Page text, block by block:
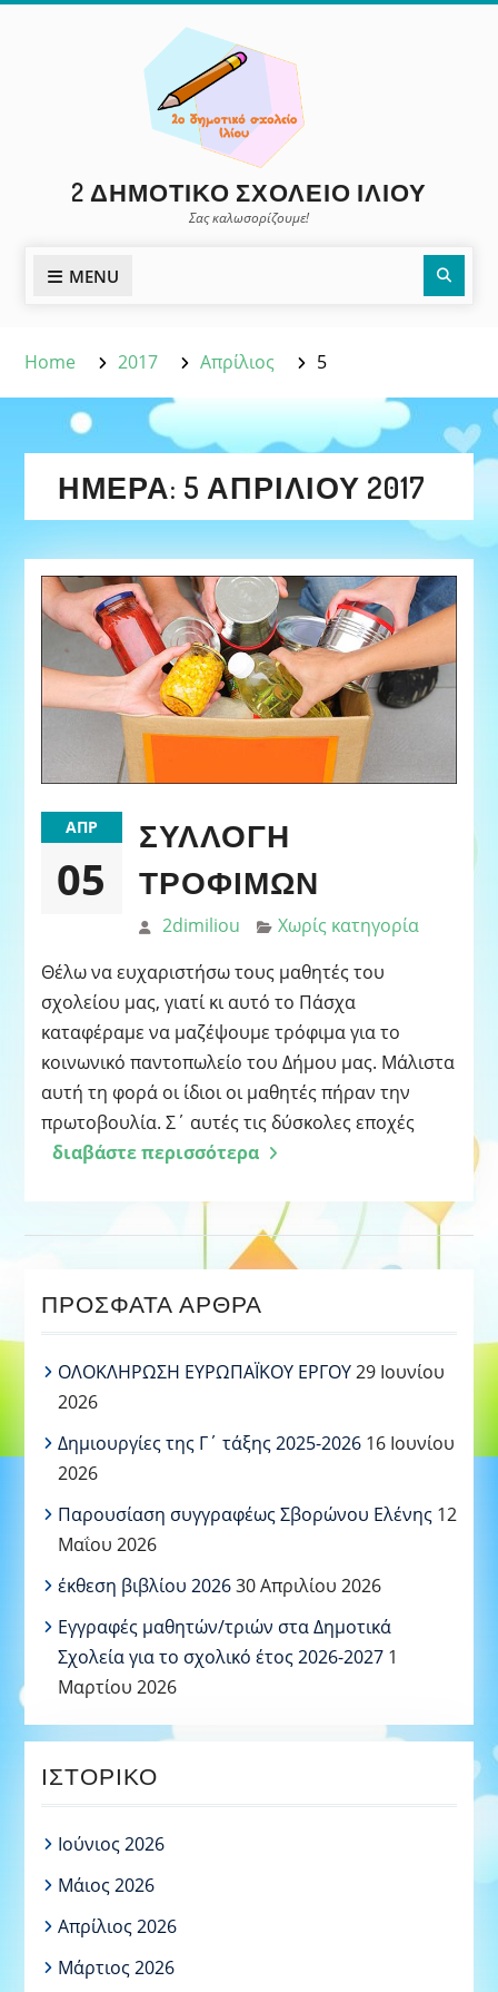
2 ΔΗΜΟΤΙΚΌ ΣΧΟΛΕΊΟ ΙΛΊΟΥ
Σας καλωσορίζουμε!
MENU
Home 2017 Απρίλιος 5
ΗΜΈΡΑ: 5 ΑΠΡΙΛΊΟΥ 2017
ΑΠΡ
05
ΣΥΛΛΟΓΉ
ΤΡΟΦΊΜΩΝ
2dimiliou
Χωρίς κατηγορία
Θέλω να ευχαριστήσω τους μαθητές του
σχολείου μας, γιατί κι αυτό το Πάσχα
καταφέραμε να μαζέψουμε τρόφιμα για το
κοινωνικό παντοπωλείο του Δήμου μας. Μάλιστα
αυτή τη φορά οι ίδιοι οι μαθητές πήραν την
πρωτοβουλία. Σ΄ αυτές τις δύσκολες εποχές
διαβάστε περισσότερα
ΠΡΌΣΦΑΤΑ ΆΡΘΡΑ
ΟΛΟΚΛΗΡΩΣΗ ΕΥΡΩΠΑΪΚΟΥ ΕΡΓΟΥ29 Ιουνίου
2026
Δημιουργίες της Γ΄ τάξης 2025-2026 16 Ιουνίου
2026
Παρουσίαση συγγραφέως Σβορώνου Ελένης 12
Μαΐου 2026
έκθεση βιβλίου 202630 Απριλίου 2026
Εγγραφές μαθητών/τριών στα Δημοτικά
Σχολεία για το σχολικό έτος 2026-2027 1
Μαρτίου 2026
ΙΣΤΟΡΙΚΌ
Ιούνιος 2026
Μάιος 2026
Απρίλιος 2026
Μάρτιος 2026